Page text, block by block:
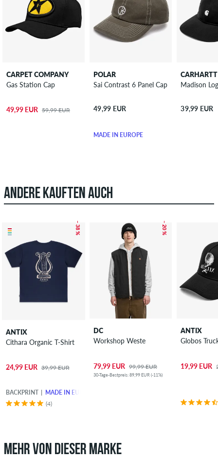
CARPET COMPANY
Gas Station Cap
49,99 EUR 59,99 EUR
POLAR
Sai Contrast 6 Panel Cap
49,99 EUR
MADE IN EUROPE
Madison
39,99 EUR
ANDERE KAUFTEN AUCH
– 38 %
ANTIX
Cithara Organic T-Shirt
24,99 EUR 39,99 EUR
BACKPRINT
MADE IN EUROPE
(4)
– 20 %
DC
Workshop Weste
79,99 EUR 99,99 EUR
30-Tage-Bestpreis: 89,99 EUR (-11%)
ANTIX
Globos
19,99 EUR
MEHR VON DIESER MARKE